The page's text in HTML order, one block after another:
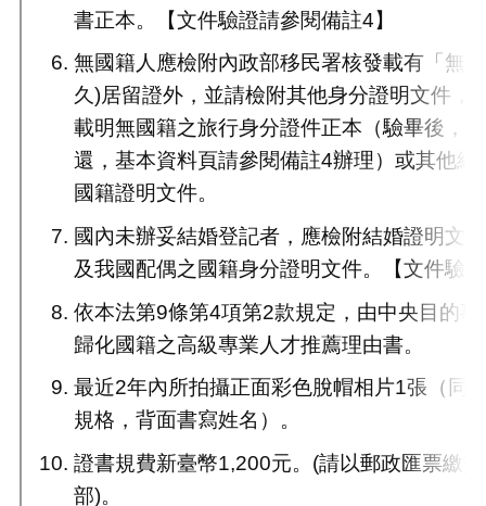
書正本。【文件驗證請參閱備註4】
無國籍人應檢附內政部移民署核發載有「無
久)居留證外，並請檢附其他身分證明文件，
載明無國籍之旅行身分證件正本（驗畢後，
還，基本資料頁請參閱備註4辦理）或其他經
國籍證明文件。
國內未辦妥結婚登記者，應檢附結婚證明文
及我國配偶之國籍身分證明文件。【文件驗
依本法第9條第4項第2款規定，由中央目的
歸化國籍之高級專業人才推薦理由書。
最近2年內所拍攝正面彩色脫帽相片1張（同
規格，背面書寫姓名）。
證書規費新臺幣1,200元。(請以郵政匯票繳
部)。